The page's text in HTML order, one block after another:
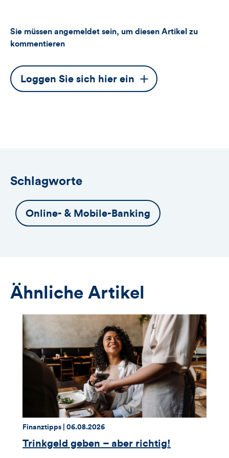
Sie müssen angemeldet sein, um diesen Artikel zu
kommentieren
Dieser
Button
Loggen Sie sich hier ein
Schlagworte
Online- & Mobile-Banking
Ähnliche Artikel
Thema:
Finanztipps | Datum:
06.08.2026
Trinkgeld geben – aber richtig!